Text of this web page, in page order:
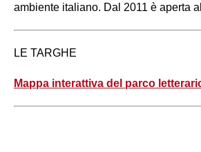
ambiente italiano. Dal 2011 è aperta
LE TARGHE
Mappa interattiva del parco